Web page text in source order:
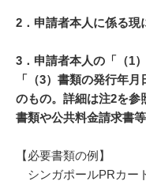
2．申請者本人に係る現
3．申請者本人の「（1
「（3）書類の発行年
のもの。詳細は注2を参
書類や公共料金請求書等
【必要書類の例】
シンガポールPRカー